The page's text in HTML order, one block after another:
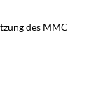
des MMC